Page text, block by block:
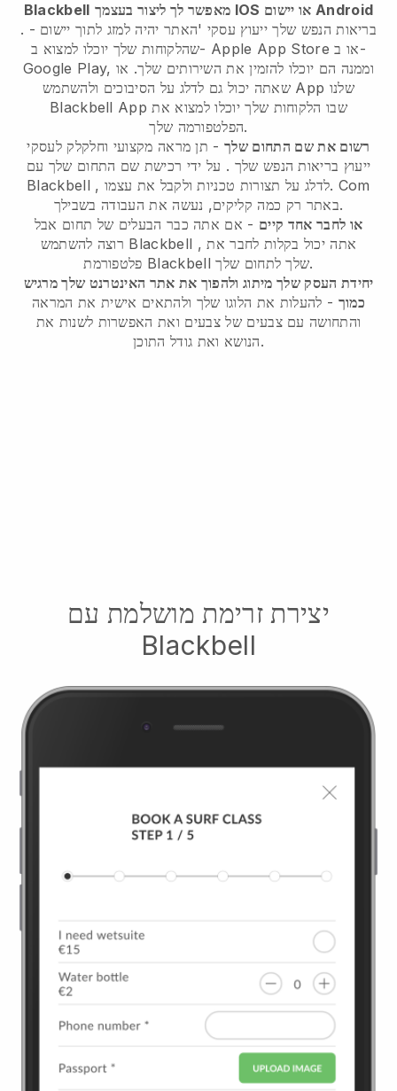
Blackbell
מאפשר לך ליצור בעצמך IOS או יישום Android
. - בריאות הנפש שלך ייעוץ עסקי 'האתר יהיה למזג לתוך יישום
שהלקוחות שלך יוכלו למצוא ב- Apple App Store או ב-
Google Play, וממנה הם יוכלו להזמין את השירותים שלך. או
שאתה יכול גם לדלג על הסיבוכים ולהשתמש App שלנו
Blackbell App שבו הלקוחות שלך יוכלו למצוא את
הפלטפורמה שלך.
רשום את שם התחום שלך- תן מראה מקצועי וחלקלק לעסקי
ייעוץ בריאות הנפש שלך . על ידי רכישת שם התחום שלך עם
Blackbell , לדלג על תצורות טכניות ולקבל את עצמו. Com
באתר רק כמה קליקים, נעשה את העבודה בשבילך.
או לחבר אחד קיים - אם אתה כבר הבעלים של תחום אבל
Blackbell , אתה יכול בקלות לחבר את
Blackbell
שלך לתחום שלך.
יחידת העסק שלך מיתוג ולהפוך את אתר האינטרנט שלך מרגיש
כמוך - להעלות את הלוגו שלך ולהתאים אישית את המראה
והתחושה עם צבעים של צבעים ואת האפשרות לשנות את
הנושא ואת גודל התוכן.
יצירת זרימת מושלמת עם
Blackbell